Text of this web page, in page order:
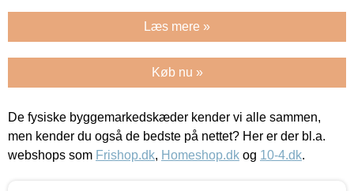
Læs mere »
Køb nu »
De fysiske byggemarkedskæder kender vi alle sammen,
men kender du også de bedste på nettet? Her er der bl.a.
webshops som Frishop.dk, Homeshop.dk og 10-4.dk.